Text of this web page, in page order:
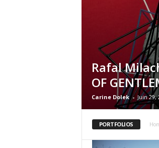
Rafal
OF
Carine Dolek - Juin 29,
PORTFOLIOS